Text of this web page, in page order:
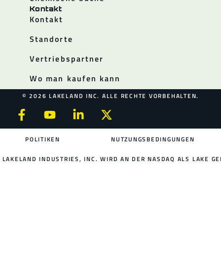
Kontakt
Kontakt
Standorte
Vertriebspartner
Wo man kaufen kann
© 2026 LAKELAND INC. ALLE RECHTE VORBEHALTEN.
POLITIKEN NUTZUNGSBEDINGUNGEN
LAKELAND INDUSTRIES, INC. WIRD AN DER NASDAQ ALS LAKE